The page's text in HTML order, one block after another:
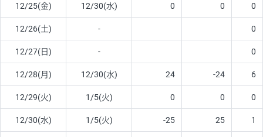
12/25(金) 12/30(水) 0 0 0
12/26(土) - 0
12/27(日) - 0
12/28(月) 12/30(水) 24 -24 6
12/29(火) 1/5(火) 0 0 0
12/30(水) 1/5(火) -25 25 1